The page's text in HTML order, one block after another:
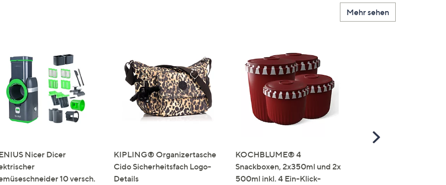
Mehr sehen
Nicer Dicer
10 versch.
KIPLING® Organizertasche
Cido Sicherheitsfach Logo-
Details
KOCHBLUME® 4
Snackboxen, 2x350ml und 2x
500ml inkl. 4 Ein-Klick-
Scroll